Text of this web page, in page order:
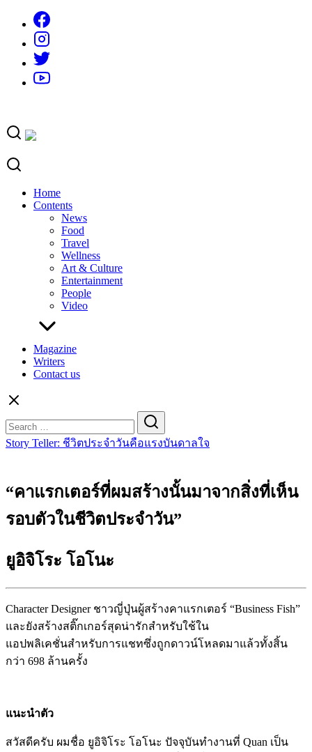
content
Home
Contents
News
Food
Travel
Wellness
Art & Culture
Entertainment
People
Video
Magazine
Writers
Contact us
for:
Story Teller: ชีวิตประจำวันคือแรงบันดาลใจ
“คาแรกเตอร์ที่ผมสร้างนั้นมาจากสิ่งที่เห็น
รอบตัวในชีวิตประจำวัน”
ยูอิจิโระ โอโนะ
Character Designer ชาวญี่ปุ่นผู้สร้างคาแรกเตอร์ “Business Fish”
และยังสร้างสติ๊กเกอร์สุดน่ารักสำหรับใช้ใน
แอปพลิเคชั่นสำหรับการแชทซึ่งถูกดาวน์โหลดมาแล้วทั้งสิ้น
กว่า 698 ล้านครั้ง
แนะนำตัว
สวัสดีครับ ผมชื่อ ยูอิจิโระ โอโนะ ปัจจุบันทำงานที่ Quan เป็น